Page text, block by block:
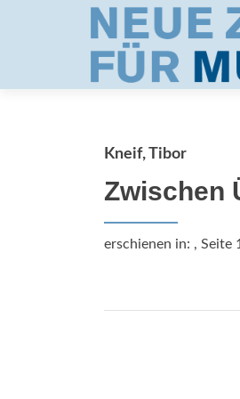
Kneif, Tibor
Zwischen
erschienen in: , Seite